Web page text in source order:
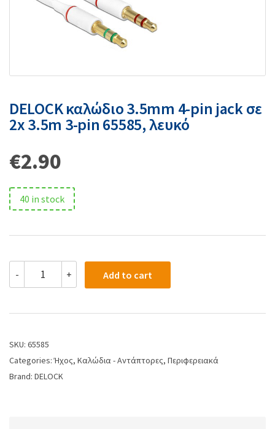
DELOCK καλώδιο 3.5mm 4-pin jack σε
2x 3.5m 3-pin 65585, λευκό
€2.90
40 in stock
- + Add to cart
SKU: 65585
Categories:Ήχος, Καλώδια - Αντάπτορες, Περιφερειακά
Brand: DELOCK